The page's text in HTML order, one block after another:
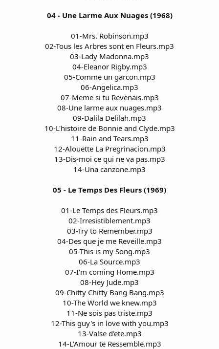
04 - Une Larme Aux Nuages (1968)
01-Mrs. Robinson.mp3
02-Tous les Arbres sont en Fleurs.mp3
03-Lady Madonna.mp3
04-Eleanor Rigby.mp3
05-Comme un garcon.mp3
06-Angelica.mp3
07-Meme si tu Revenais.mp3
08-Une larme aux nuages.mp3
09-Dalila Delilah.mp3
10-L'histoire de Bonnie and Clyde.mp3
11-Rain and Tears.mp3
12-Alouette La Pregrinacion.mp3
13-Dis-moi ce qui ne va pas.mp3
14-Una canzone.mp3
05 - Le Temps Des Fleurs (1969)
01-Le Temps des Fleurs.mp3
02-Irresistiblement.mp3
03-Try to Remember.mp3
04-Des que je me Reveille.mp3
05-This is my Song.mp3
06-La Source.mp3
07-I'm coming Home.mp3
08-Hey Jude.mp3
09-Chitty Chitty Bang Bang.mp3
10-The World we knew.mp3
11-Ne sois pas triste.mp3
12-This guy's in love with you.mp3
13-Valse d'ete.mp3
14-L'Amour te Ressemble.mp3